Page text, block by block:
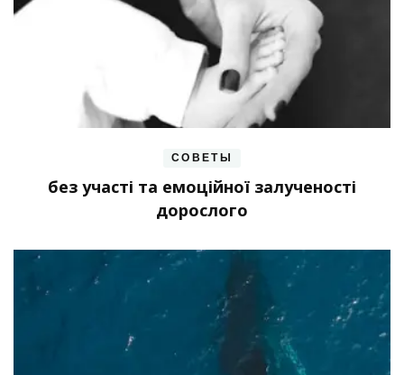
СОВЕТЫ
без участі та емоційної залученості
дорослого